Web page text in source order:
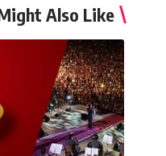
Also Like